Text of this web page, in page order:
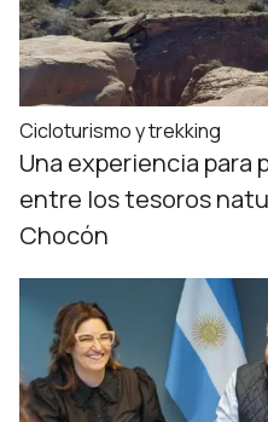
Cicloturismo y trekking
Una experiencia para
entre los tesoros
Chocón